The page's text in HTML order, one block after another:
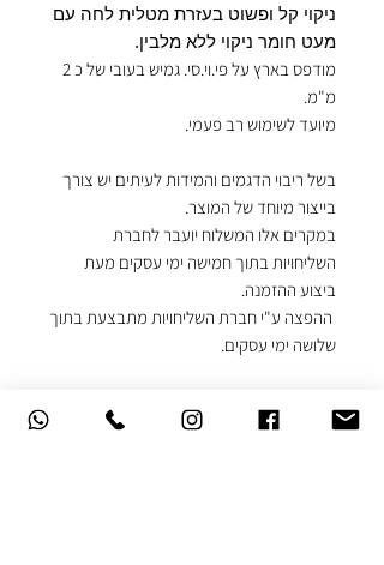
ניקוי קל ופשוט בעזרת מטלית לחה עם
מעט חומר ניקוי ללא מלבין.
מודפס בארץ על פי.וי.סי. גמיש בעובי של כ 2
מ"מ.
מיועד לשימוש רב פעמי.
בשל ריבוי הדגמים והמידות לעיתים יש צורך
בייצור מיוחד של המוצר.
במקרים אלו המשלוח יועבר לחברת
השליחויות בתוך חמישה ימי עסקים מעת
ביצוע ההזמנה.
ההפצה ע"י חברת השליחויות מתבצעת בתוך
שלושה ימי עסקים.